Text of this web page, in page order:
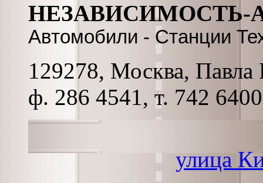
НЕЗАВИСИМОСТЬ-
Автомобили - Станции
129278, Москва, Павла
ф. 286 4541, т. 742 6400
улица